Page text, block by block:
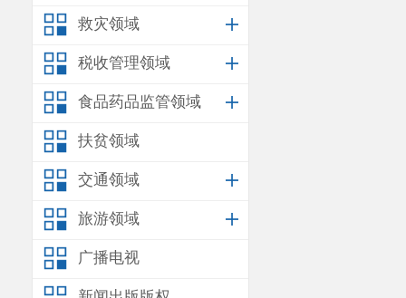
救灾领域
税收管理领域
食品药品监管领域
扶贫领域
交通领域
旅游领域
广播电视